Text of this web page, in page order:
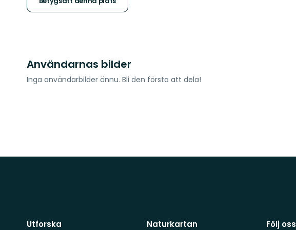
Användarnas bilder
Inga användarbilder ännu. Bli den första att dela!
Utforska Naturkartan Följ oss